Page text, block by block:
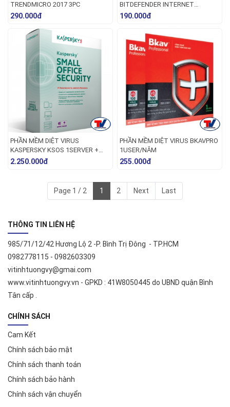
TRENDMICRO 2017 3PC
290.000đ
BITDEFENDER INTERNET
SECURITY 2016
190.000đ
PHẦN MỀM DIỆT VIRUS
KASPERSKY KSOS 1SERVER +
5PCS
2.250.000đ
PHẦN MỀM DIỆT VIRUS BKAVPRO
1USER/NĂM
255.000đ
Page 1 / 2 1 2 Next Last
THÔNG TIN LIÊN HỆ
985/71/12/42 Hương Lộ 2 -P. Bình Trị Đông - TP.HCM
0982778115 - 0982603309
vitinhtuongvy@gmai.com
www.vitinhtuongvy.vn - GPKD : 41W8050445 do UBND quận Bình
Tân cấp .
CHÍNH SÁCH
Cam Kết
Chính sách bảo mật
Chính sách thanh toán
Chính sách bảo hành
Chính sách vận chuyển